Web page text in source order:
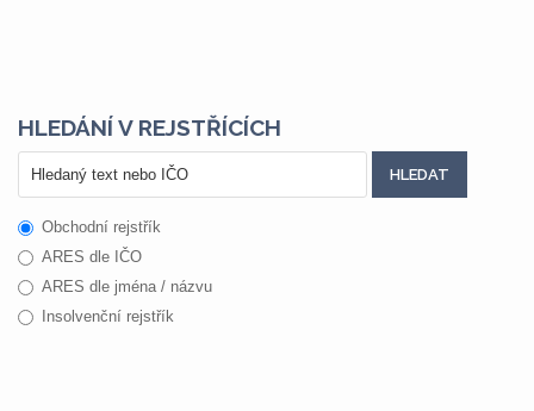
HLEDÁNÍ V REJSTŘÍCÍCH
Obchodní rejstřík
ARES dle IČO
ARES dle jména / názvu
Insolvenční rejstřík